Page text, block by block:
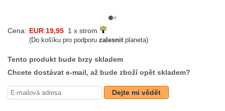
Cena: EUR 19,95 1 x strom
(Do košíku pro podporu zalesnitplaneta)
Tento produkt bude brzy skladem
Chcete dostávat e-mail, až bude zboží opět skladem?
Dejte mi vědět